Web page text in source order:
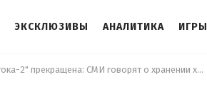
ЭКСКЛЮЗИВЫ АНАЛИТИКА ИГРЫ
Утечка газа из "Северного потока-2" прекращена: СМИ говорят о хранении химоружия возле "потоков"